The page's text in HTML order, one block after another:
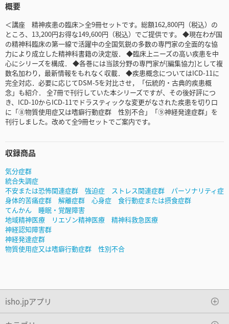
概要
＜講座 精神疾患の臨床＞全9冊セットです。総額162,800円（税込）の
ところ、13,200円お得な149,600円（税込）でご提供です。 ◆現在わが国
の精神科臨床の第一線で活躍中の全国気鋭の多数の専門家の全面的な協
力により成立した精神科書籍の決定版． ◆臨床上ニーズの高い疾患を中
心にシリーズを構成． ◆各巻には当該分野の専門家が[編集協力]として複
数名加わり，最新情報をもれなく収載． ◆疾患概念についてはICD-11に
完全対応．必要に応じてDSM-5を対比させ，「伝統的・古典的疾患概
念」も紹介． 全7冊で刊行していた本シリーズですが、その後好評につ
き、ICD-10からICD-11でドラスティックな変更がなされた疾患を切り口
に「⑧物質使用症又は嗜癖行動症群 性別不合」「⑨神経発達症群」を
刊行しました。改めて全9冊セットでご案内です。
収録商品
気分症群
統合失調症
不安または恐怖関連症群 強迫症 ストレス関連症群 パーソナリティ症
身体的苦痛症群 解離症群 心身症 食行動症または摂食症群
てんかん 睡眠・覚醒障害
地域精神医療 リエゾン精神医療 精神科救急医療
神経認知障害群
神経発達症群
物質使用症又は嗜癖行動症群 性別不合
isho.jpアプリ